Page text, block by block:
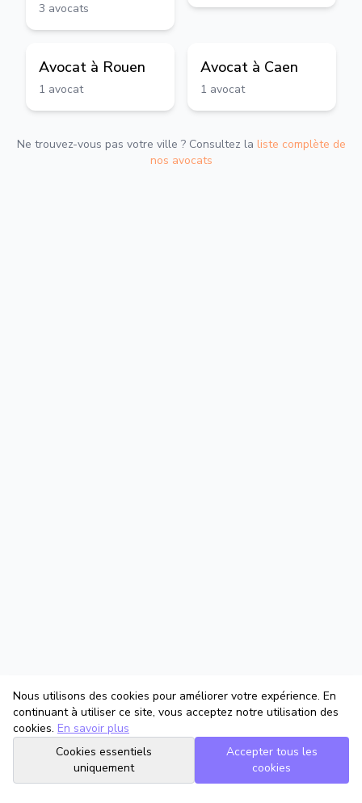
3 avocats
Avocat à Rouen
1 avocat
Avocat à Caen
1 avocat
Ne trouvez-vous pas votre ville ? Consultez la liste complète de
nos avocats
Nous utilisons des cookies pour améliorer votre expérience. En
continuant à utiliser ce site, vous acceptez notre utilisation des
cookies. En savoir plus
Cookies essentiels
uniquement
Accepter tous les
cookies